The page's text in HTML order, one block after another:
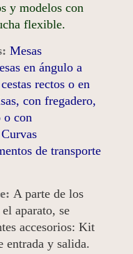
y modelos con
flexible.
Mesas
en ángulo a
rectos o en
con fregadero,
o con
de transporte
A parte de los
aparato, se
accesorios: Kit
entrada y salida.